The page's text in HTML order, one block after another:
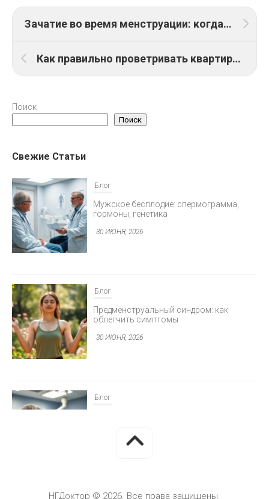
Зачатие во время менструации: когда делать тест на беременность
Как правильно проветривать квартиру с маленьким ребенком
Поиск
Поиск
Свежие Статьи
Блог
Мужское бесплодие: спермограмма,
гормоны, генетика
30 ИЮНЯ, 2026
Блог
Предменструальный синдром: как
облегчить симптомы
30 ИЮНЯ, 2026
Блог
30 ИЮНЯ, 2026
НГДоктор © 2026. Все права защищены.